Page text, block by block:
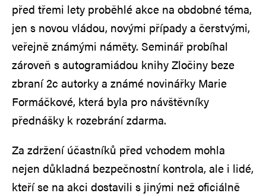
před třemi lety proběhlé akce na obdobné téma,
jen s novou vládou, novými případy a čerstvými,
veřejně známými náměty. Seminář probíhal
zároveň s autogramiádou knihy Zločiny beze
zbraní 2c autorky a známé novinářky Marie
Formáčkové, která byla pro návštěvníky
přednášky k rozebrání zdarma.
Za zdržení účastníků před vchodem mohla
nejen důkladná bezpečnostní kontrola, ale i lidé,
kteří se na akci dostavili s jinými než oficiálně